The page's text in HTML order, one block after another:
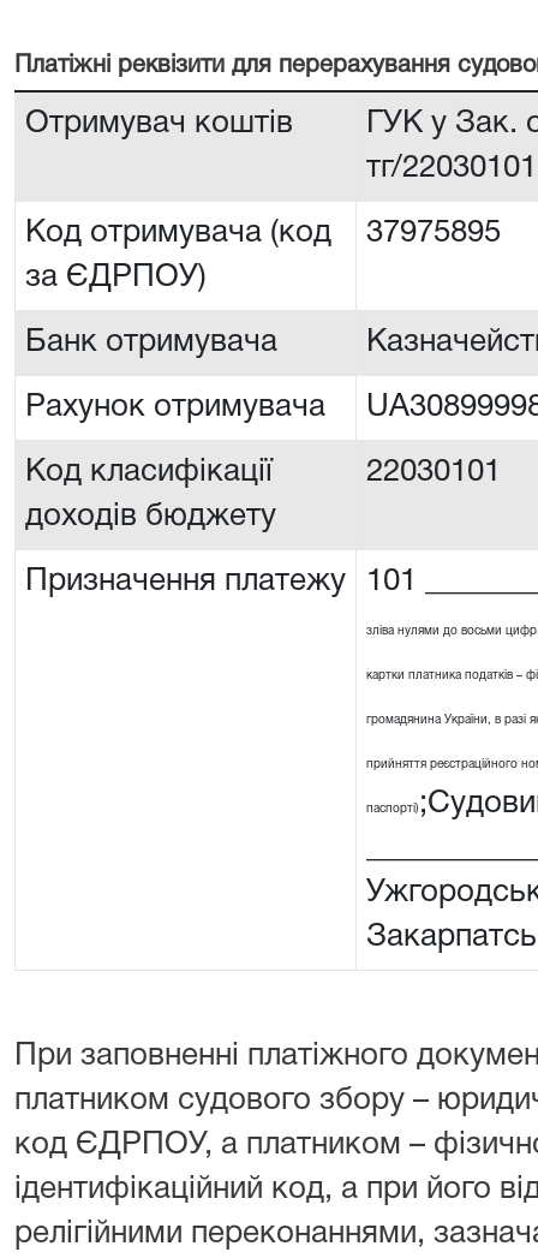
Платiжнi реквiзити для перерахування
Отримувач коштів
ГУК у Зак.
тг/
Код отримувача (код
за ЄДРПОУ)
37975895
Банк отримувача
Рахунок отримувача
Код класифікації
доходів бюджету
22030101
Призначення платежу 101
зліва нулями до восьми
картки платника податків –
громадянина України, в разі
прийняття реєстраційного
паспорті)
При заповненні платіжного
платником судового збору –
код ЄДРПОУ, а платником –
ідентифікаційний код, а при його
релігійними переконаннями,